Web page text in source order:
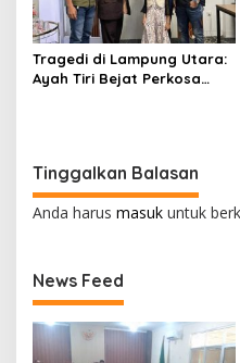
Tragedi di Lampung Utara:
Ayah Tiri Bejat Perkosa
Tinggalkan Balasan
Anda harus masuk untuk
News Feed